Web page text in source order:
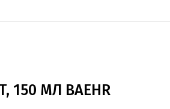
150 МЛ BAEHR